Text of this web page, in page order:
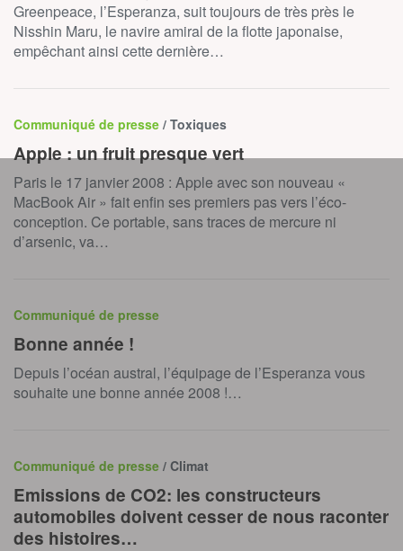
Greenpeace, l’Esperanza, suit toujours de très près le
Nisshin Maru, le navire amiral de la flotte japonaise,
empêchant ainsi cette dernière…
Communiqué de presse / Toxiques
Apple : un fruit presque vert
Paris le 17 janvier 2008 : Apple avec son nouveau «
MacBook Air » fait enfin ses premiers pas vers l’éco-
conception. Ce portable, sans traces de mercure ni
d’arsenic, va…
Communiqué de presse
Bonne année !
Depuis l’océan austral, l’équipage de l’Esperanza vous
souhaite une bonne année 2008 !…
Communiqué de presse / Climat
Emissions de CO2: les constructeurs
automobiles doivent cesser de nous raconter
des histoires…